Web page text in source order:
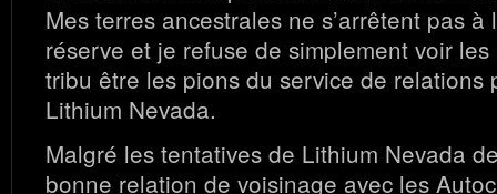
Mes terres ancestrales ne s’arrêtent pas
réserve et je refuse de simplement voir
tribu être les pions du service de relations
Lithium Nevada.
Malgré les tentatives de Lithium Nevada
bonne relation de voisinage avec les